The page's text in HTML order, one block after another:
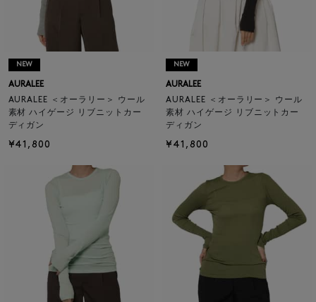
NEW
AURALEE
AURALEE ＜オーラリー＞ ウール
素材 ハイゲージ リブニットカー
ディガン
¥41,800
NEW
AURALEE
AURALEE ＜オーラリー＞ ウール
素材 ハイゲージ リブニットカー
ディガン
¥41,800